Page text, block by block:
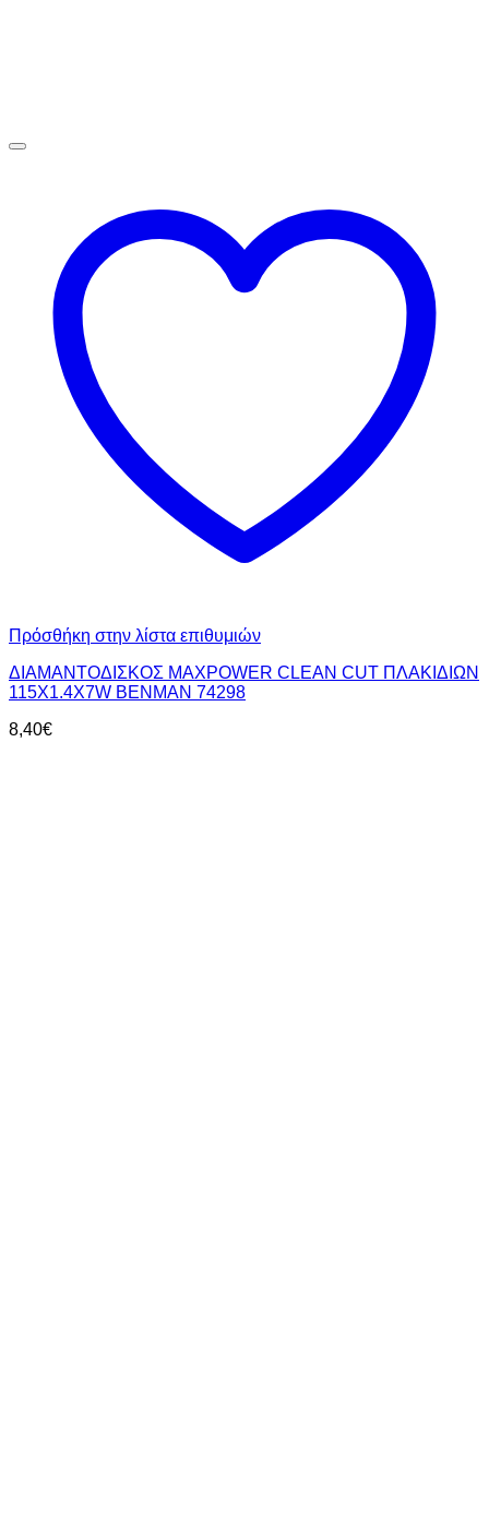
Πρόσθήκη στην λίστα επιθυμιών
ΔΙΑΜΑΝΤΟΔΙΣΚΟΣ MAXPOWER CLEAN CUT ΠΛΑΚΙΔΙΩΝ
115X1.4X7W BENMAN 74298
8,40€